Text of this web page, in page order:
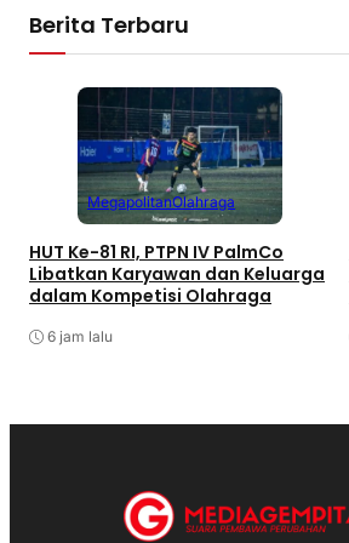
Berita Terbaru
MegapolitanOlahraga
HUT Ke-81 RI, PTPN IV PalmCo
Libatkan Karyawan dan Keluarga
dalam Kompetisi Olahraga
6 jam lalu